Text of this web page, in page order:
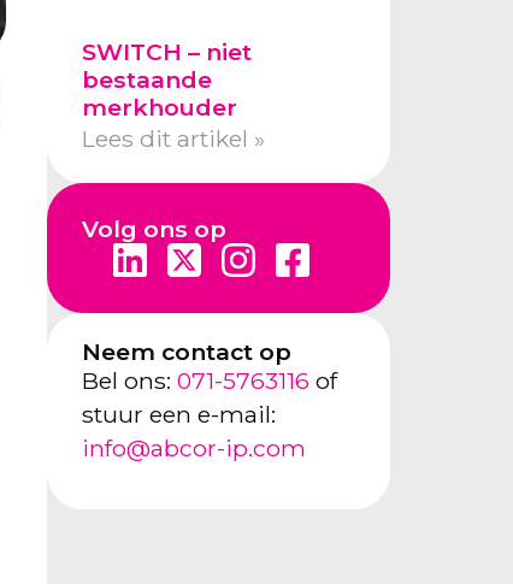
SWITCH – niet
bestaande
merkhouder
Lees dit artikel »
Volg ons op
Neem contact op
Bel ons: 071-5763116 of
stuur een e-mail:
info@abcor-ip.com